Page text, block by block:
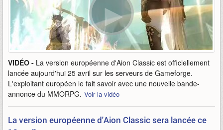
VIDÉO - La version européenne d'Aion Classic est officiellement
lancée aujourd'hui 25 avril sur les serveurs de Gameforge.
L'exploitant européen le fait savoir avec une nouvelle bande-
annonce du MMORPG. Voir la vidéo
La version européenne d'Aion Classic sera lancée ce